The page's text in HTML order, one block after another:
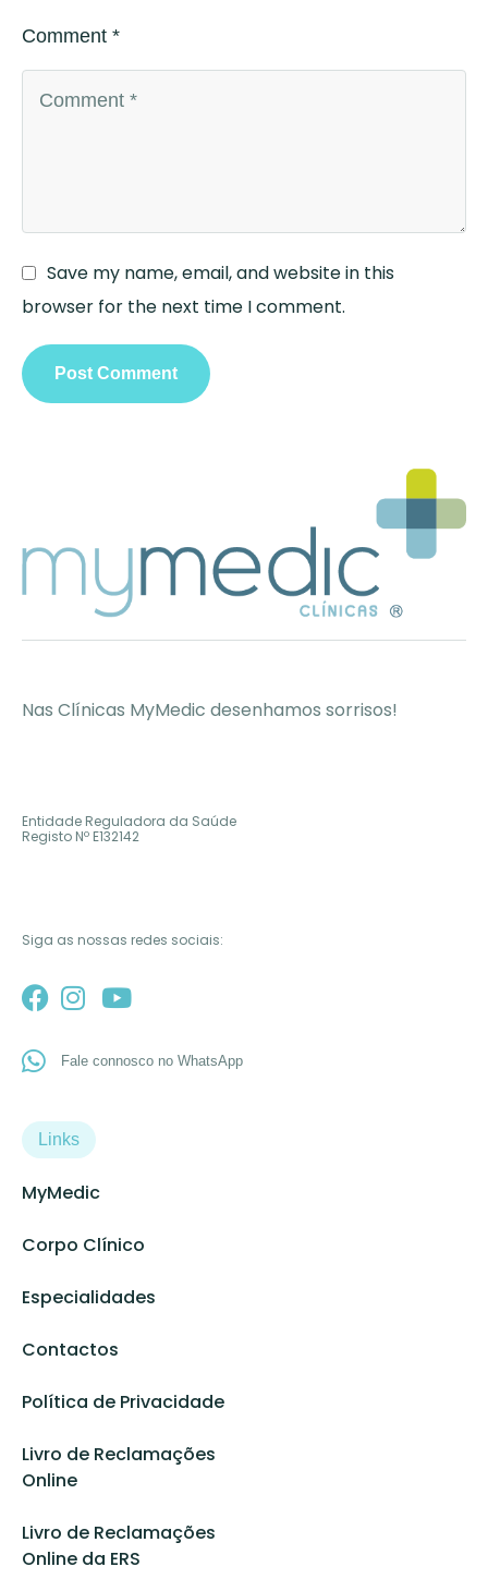
Comment *
Save my name, email, and website in this
browser for the next time I comment.
Post Comment
Nas Clínicas MyMedic desenhamos sorrisos!
Entidade Reguladora da Saúde
Registo Nº E132142
Siga as nossas redes sociais:
Fale connosco no WhatsApp
Links
MyMedic
Corpo Clínico
Especialidades
Contactos
Política de Privacidade
Livro de Reclamações
Online
Livro de Reclamações
Online da ERS